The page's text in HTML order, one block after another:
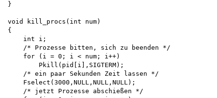
}
void kill_procs(int num)
{
    int i;
    /* Prozesse bitten, sich zu beenden */
    for (i = 0; i < num; i++)
        Pkill(pid[i],SIGTERM);
    /* ein paar Sekunden Zeit lassen */
    Fselect(3000,NULL,NULL,NULL);
    /* jetzt Prozesse abschießen */